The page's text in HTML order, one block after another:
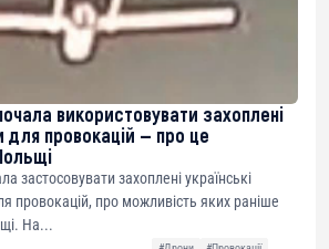
використовувати захоплені
для провокацій — про це
застосовувати захоплені українські
провокацій, про можливість яких раніше
На...